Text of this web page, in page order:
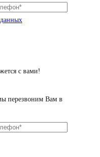
с вами!
перезвоним Вам в